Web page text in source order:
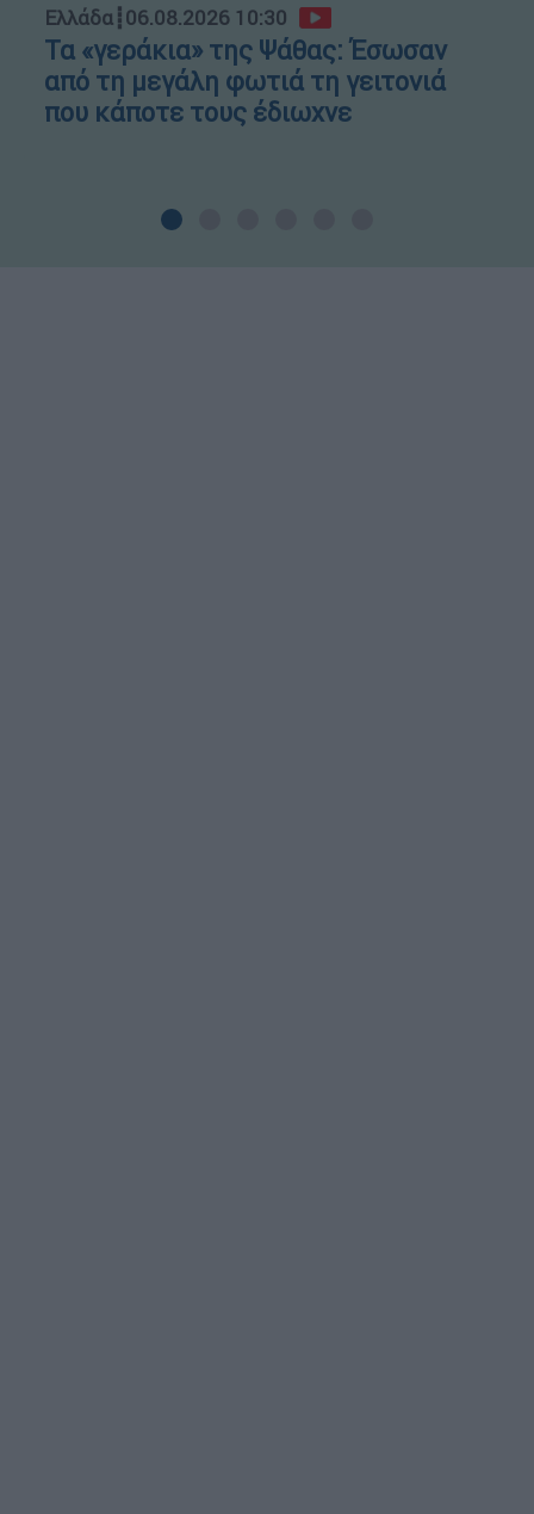
Ελλάδα┋06.08.2026 10:30
Τα «γεράκια» της Ψάθας: Έσωσαν
από τη μεγάλη φωτιά τη γειτονιά
που κάποτε τους έδιωχνε